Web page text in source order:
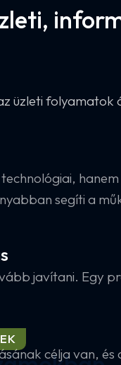
üzleti
segíti a
javítani. Egy
célja van,